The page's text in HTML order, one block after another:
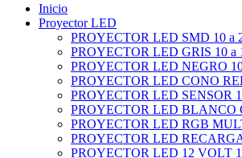
Inicio
Proyector LED
PROYECTOR LED SMD 10 a
PROYECTOR LED GRIS 10 a
PROYECTOR LED NEGRO
PROYECTOR LED CONO
PROYECTOR LED SENSOR
PROYECTOR LED BLANCO
PROYECTOR LED RGB
PROYECTOR LED
PROYECTOR LED 12 VOLT